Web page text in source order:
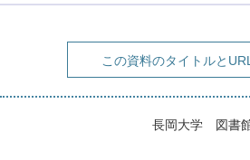
この資料のタイトルと
長岡大学 図書